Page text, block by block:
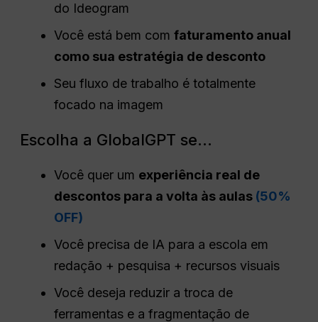
do Ideogram
Você está bem comfaturamento anual
como sua estratégia de desconto
Seu fluxo de trabalho é totalmente
focado na imagem
Escolha a GlobalGPT se...
Você quer um experiência real de
descontos para a volta às aulas (50%
OFF)
Você precisa de IA para a escola em
redação + pesquisa + recursos visuais
Você deseja reduzir a troca de
ferramentas e a fragmentação de